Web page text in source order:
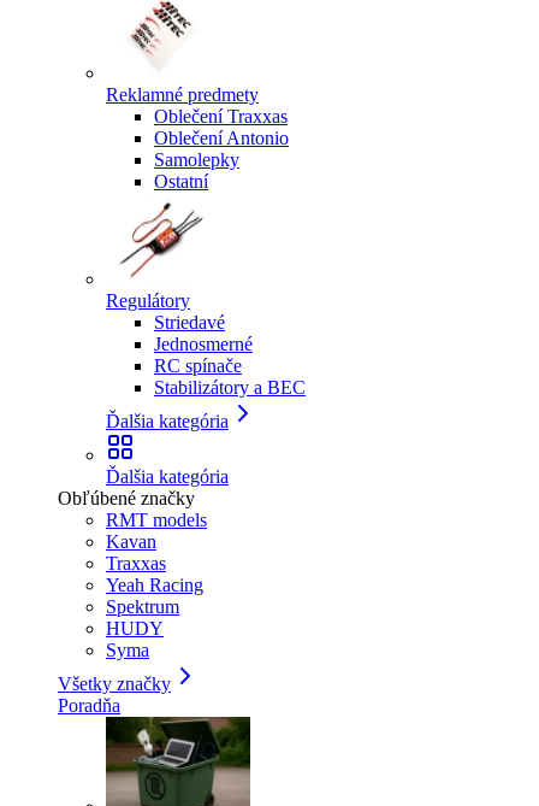
Reklamné predmety
Oblečení Traxxas
Oblečení Antonio
Samolepky
Ostatní
Regulátory
Striedavé
Jednosmerné
RC spínače
Stabilizátory a BEC
Ďalšia kategória
Ďalšia kategória
Obľúbené značky
RMT models
Kavan
Traxxas
Yeah Racing
Spektrum
HUDY
Syma
Všetky značky
Poradňa